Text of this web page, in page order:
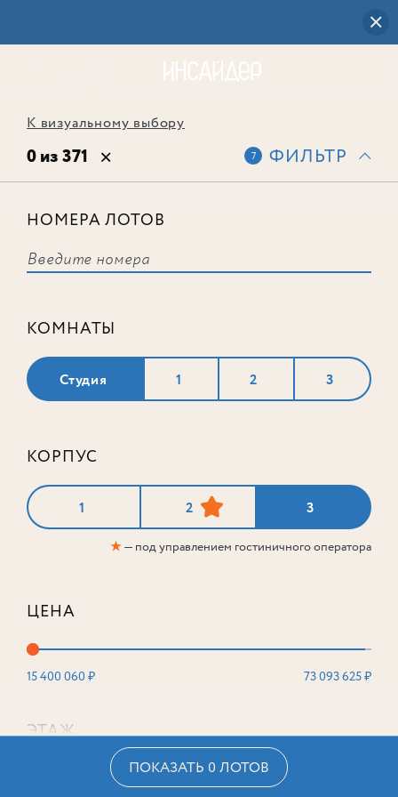
К визуальному выбору
0 из 371 7 ФИЛЬТР
НОМЕРА ЛОТОВ
КОМНАТЫ
Студия 1 2 3
КОРПУС
1 2 3
★— под управлением гостиничного оператора
ЦЕНА
15 400 060 ₽ 73 093 625 ₽
ЭТАЖ
ПОКАЗАТЬ 0 ЛОТОВ
соответствует ни одного лота